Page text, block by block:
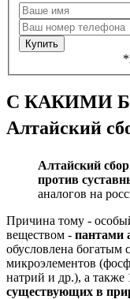
Купить
С КАКИМИ
Алтайский
Алтайский сбор
против
аналогов на
Причина тому -
веществом - пантами
обусловлена богатым
микроэлементов
натрий и др.), а
существующих в